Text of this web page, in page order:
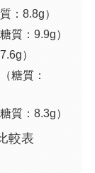
8.8g）
：9.9g）
）
糖質：
：8.3g）
較表